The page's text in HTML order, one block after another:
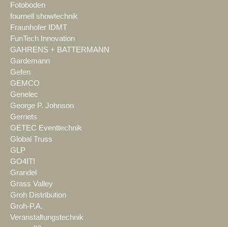
Fotoboden
fournell showtechnik
Fraunhofer IDMT
FunTech Innovation
GAHRENS + BATTERMANN
Gardemann
Gefen
GEMCO
Genelec
George P. Johnson
Gerriets
GETEC Eventtechnik
Global Truss
GLP
GO4IT!
Grandel
Grass Valley
Groh Distribution
Groh-P.A.
Veranstaltungstechnik